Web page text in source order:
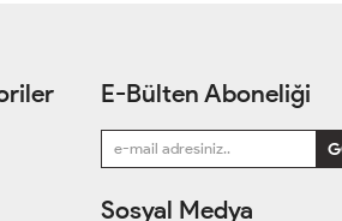
E-Bülten Aboneliği
Sosyal Medya